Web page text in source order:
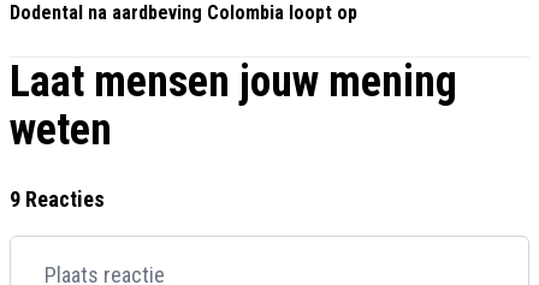
Dodental na aardbeving Colombia loopt op
Laat mensen jouw mening
weten
9 Reacties